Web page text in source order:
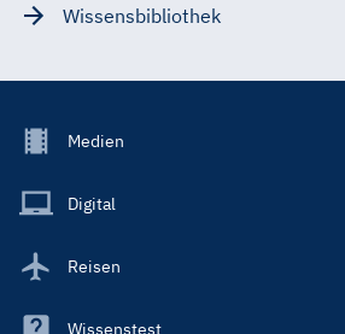
Wissensbibliothek
Footer
Main
Medien
Digital
Reisen
Wissenstest